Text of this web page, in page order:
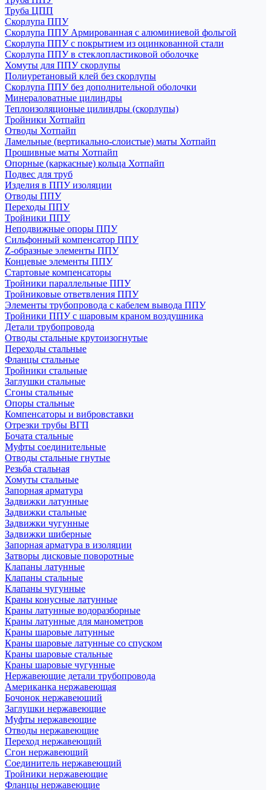
Труба ЦПП
Скорлупа ППУ
Скорлупа ППУ Армированная с алюминиевой фольгой
Скорлупа ППУ с покрытием из оцинкованной стали
Скорлупа ППУ в стеклопластиковой оболочке
Хомуты для ППУ скорлупы
Полиуретановый клей без скорлупы
Скорлупа ППУ без дополнительной оболочки
Минераловатные цилиндры
Теплоизоляционые цилиндры (скорлупы)
Тройники Хотпайп
Отводы Хотпайп
Ламельные (вертикально-слоистые) маты Хотпайп
Прошивные маты Хотпайп
Опорные (каркасные) кольца Хотпайп
Подвес для труб
Изделия в ППУ изоляции
Отводы ППУ
Переходы ППУ
Тройники ППУ
Неподвижные опоры ППУ
Cильфонный компенсатор ППУ
Z-образные элементы ППУ
Концевые элементы ППУ
Стартовые компенсаторы
Тройники параллельные ППУ
Тройниковые ответвления ППУ
Элементы трубопровода с кабелем вывода ППУ
Тройники ППУ с шаровым краном воздушника
Детали трубопровода
Отводы стальные крутоизогнутые
Переходы стальные
Фланцы стальные
Тройники стальные
Заглушки стальные
Сгоны стальные
Опоры стальные
Компенсаторы и вибровставки
Отрезки трубы ВГП
Бочата стальные
Муфты соединительные
Отводы стальные гнутые
Резьба стальная
Хомуты стальные
Запорная арматура
Задвижки латунные
Задвижки стальные
Задвижки чугунные
Задвижки шиберные
Запорная арматура в изоляции
Затворы дисковые поворотные
Клапаны латунные
Клапаны стальные
Клапаны чугунные
Краны конусные латунные
Краны латунные водоразборные
Краны латунные для манометров
Краны шаровые латунные
Краны шаровые латунные со спуском
Краны шаровые стальные
Краны шаровые чугунные
Нержавеющие детали трубопровода
Американка нержавеющая
Бочонок нержавеющий
Заглушки нержавеющие
Муфты нержавеющие
Отводы нержавеющие
Переход нержавеющий
Сгон нержавеющий
Соединитель нержавеющий
Тройники нержавеющие
Фланцы нержавеющие